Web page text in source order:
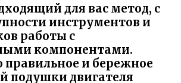
для вас метод, с
инструментов и
работы с
компонентами.
правильное и бережное
подушки двигателя